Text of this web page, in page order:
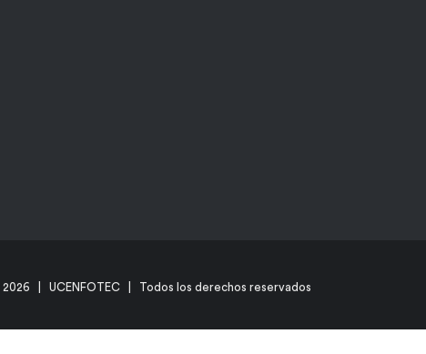
2026 | UCENFOTEC | Todos los derechos reservados